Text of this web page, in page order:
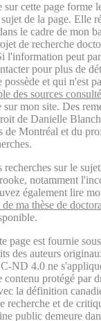
cette page forme
de la page. Elle
le cadre de mon
de recherche
l'information peut
pour plus de
et qui n'est
des sources
sur mon site. Des
de Danielle
de Montréal et du
recherches sur le
notamment
également lire
ma thèse de
page est fournie
des auteurs
ND 4.0 ne
protégé par
la définition
recherche et de
public demeure